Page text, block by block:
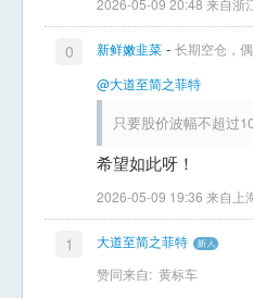
2026-05-09 20:48 来自浙
0 新鲜嫩韭菜 - 长期空仓，
@大道至简之菲特
只要股价波幅不超过
希望如此呀！
2026-05-09 19:36 来自上
1
大道至简之菲特
赞同来自: 黄标车